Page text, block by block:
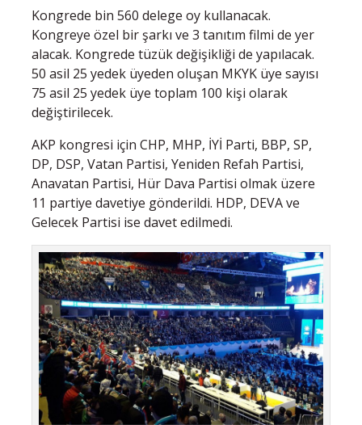
Kongrede bin 560 delege oy kullanacak.
Kongreye özel bir şarkı ve 3 tanıtım filmi de yer
alacak. Kongrede tüzük değişikliği de yapılacak.
50 asil 25 yedek üyeden oluşan MKYK üye sayısı
75 asil 25 yedek üye toplam 100 kişi olarak
değiştirilecek.
AKP kongresi için CHP, MHP, İYİ Parti, BBP, SP,
DP, DSP, Vatan Partisi, Yeniden Refah Partisi,
Anavatan Partisi, Hür Dava Partisi olmak üzere
11 partiye davetiye gönderildi. HDP, DEVA ve
Gelecek Partisi ise davet edilmedi.